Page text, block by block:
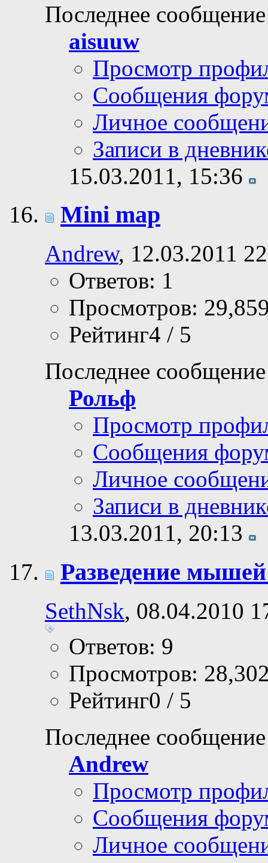
Последнее
aisuuw
Просмотр
Сообщения
Личное
Записи в
15.03.2011, 15:36
Mini map
Andrew, 12.03.2011
Ответов: 1
Просмотров:
Рейтинг4 / 5
Последнее
Рольф
Просмотр
Сообщения
Личное
Записи в
13.03.2011, 20:13
Разведение
SethNsk, 08.04.2010
Ответов: 9
Просмотров:
Рейтинг0 / 5
Последнее
Andrew
Просмотр
Сообщения
Личное